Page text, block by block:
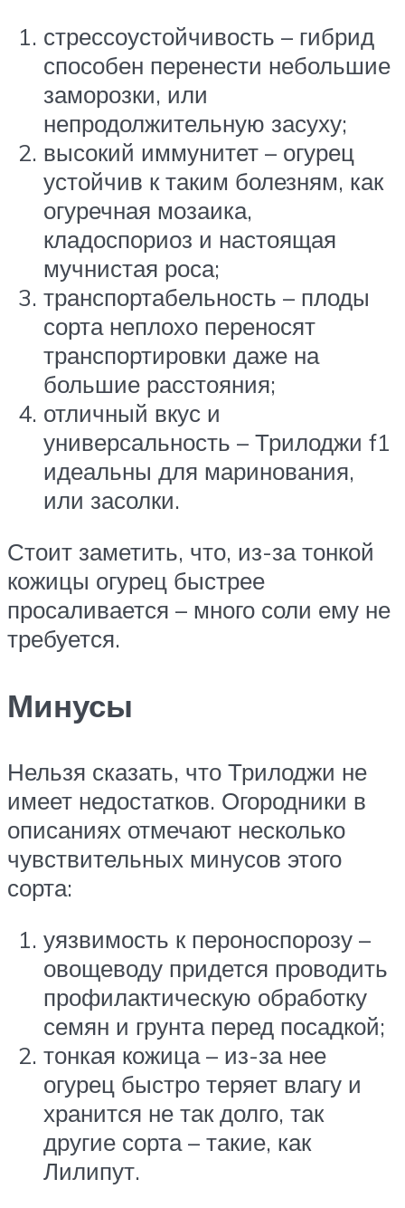
стрессоустойчивость – гибрид
способен перенести небольшие
заморозки, или
непродолжительную засуху;
высокий иммунитет – огурец
устойчив к таким болезням, как
огуречная мозаика,
кладоспориоз и настоящая
мучнистая роса;
транспортабельность – плоды
сорта неплохо переносят
транспортировки даже на
большие расстояния;
отличный вкус и
универсальность – Трилоджи f1
идеальны для маринования,
или засолки.
Стоит заметить, что, из-за тонкой
кожицы огурец быстрее
просаливается – много соли ему не
требуется.
Минусы
Нельзя сказать, что Трилоджи не
имеет недостатков. Огородники в
описаниях отмечают несколько
чувствительных минусов этого
сорта:
уязвимость к пероноспорозу –
овощеводу придется проводить
профилактическую обработку
семян и грунта перед посадкой;
тонкая кожица – из-за нее
огурец быстро теряет влагу и
хранится не так долго, так
другие сорта – такие, как
Лилипут.